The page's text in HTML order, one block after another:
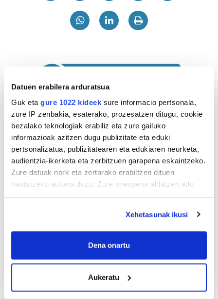
Datuen erabilera arduratsua
Guk eta gure 1022 kideek sure informacio pertsonala,
zure IP zenbakia, esaterako, prozesatzen ditugu, cookie
bezalako teknologiak erabiliz eta zure gailuko
informazioak azitzen dugu publizitate eta eduki
pertsonalizatua, publizitatearen eta edukiaren neurketa,
audientzia-ikerketa eta zerbitzuen garapena eskaintzeko.
Zure datuak nork eta zertarako erabiltzen dituen
hautatzeko aukera duzu. Zure onespena aldatzen edo
If you allow, we would also like to:
Collect information about your geographical
meters
Identify your device by actively scanning it for
specific characteristics (fingerprinting)
Xehetasunak ikusi
Dena onartu
Aukeratu
Astekaria
Naturak bere
lekua hartu du
2.500 zkia.
HARTU HITZA